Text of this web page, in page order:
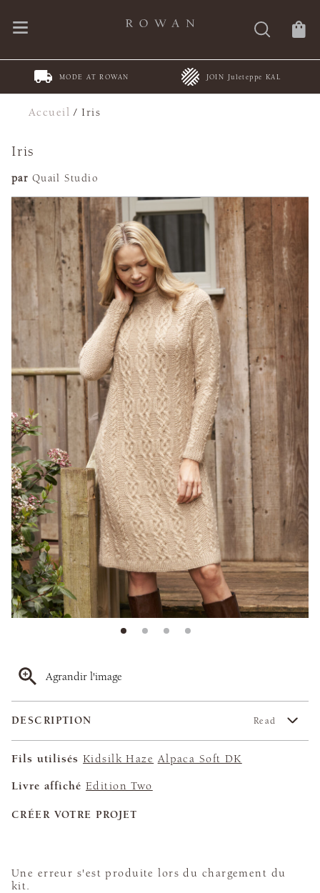
MODE AT ROWAN JOIN Juleteppe KAL
Accueil /Iris
Iris
par Quail Studio
Agrandir l'image
DESCRIPTION Read
Fils utilisés Kidsilk Haze Alpaca Soft DK
Livre affiché Edition Two
CRÉER VOTRE PROJET
Une erreur s'est produite lors du chargement du
kit.